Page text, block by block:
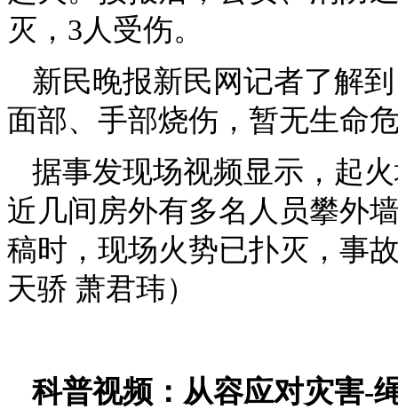
灭，3人受伤。
新民晚报新民网记者了解
面部、手部烧伤，暂无生命
据事发现场视频显示，起
近几间房外有多名人员攀外
稿时，现场火势已扑灭，事
天骄 萧君玮）
科普视频：从容应对灾害-